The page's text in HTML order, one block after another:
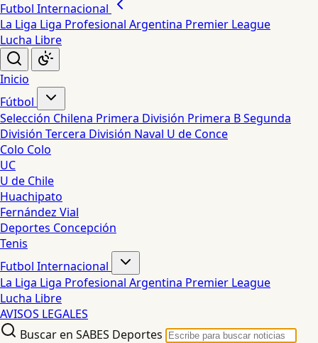
Futbol Internacional
La Liga Liga Profesional Argentina Premier League
Lucha Libre
Inicio
Fútbol
Selección Chilena Primera División Primera BSegunda
División Tercera División Naval U de Conce
Colo Colo
UC
U de Chile
Huachipato
Fernández Vial
Deportes Concepción
Tenis
Futbol Internacional
La Liga Liga Profesional Argentina Premier League
Lucha Libre
AVISOS LEGALES
Buscar en SABES Deportes